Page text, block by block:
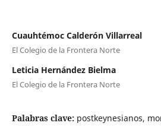
Cuauhtémoc Calderón Villarreal
El Colegio de la Frontera Norte
Leticia Hernández Bielma
El Colegio de la Frontera Norte
Palabras clave: postkeynesianos,